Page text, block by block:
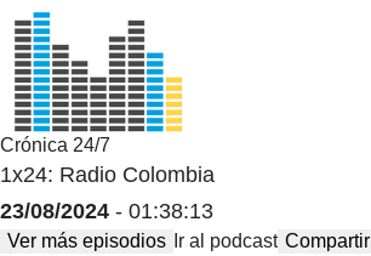
Crónica 24/7
1x24: Radio Colombia
23/08/2024 - 01:38:13
Ver más episodios Ir al podcast Compartir